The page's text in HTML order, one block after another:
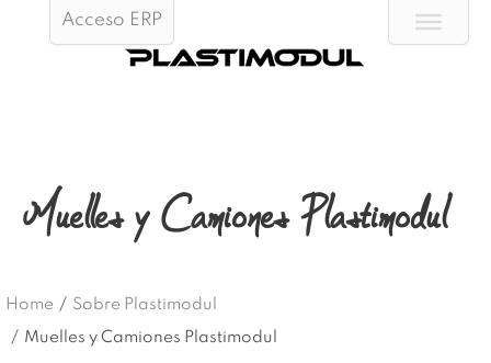
Acceso ERP
Muelles y Camiones Plastimodul
Home / Sobre Plastimodul
/ Muelles y Camiones Plastimodul